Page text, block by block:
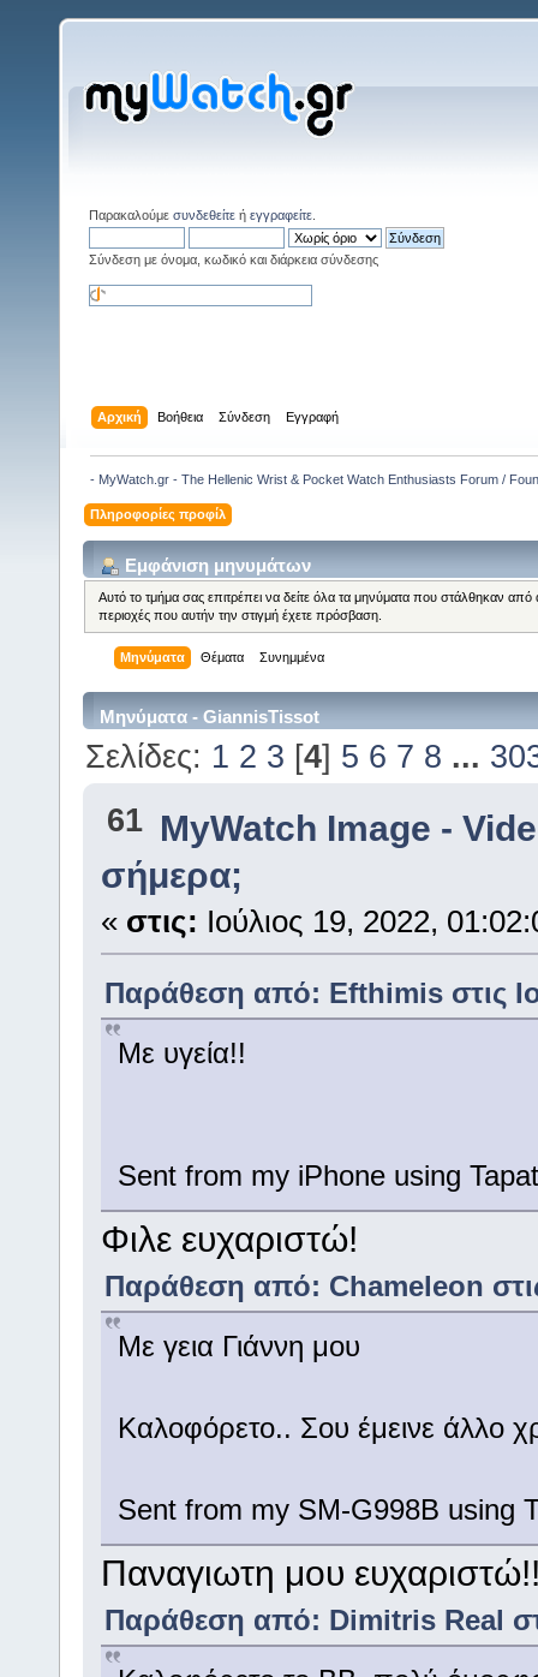
Παρακαλούμε συνδεθείτε ή εγγραφείτε
Σύνδεση με όνομα, κωδικό και διάρκεια σύνδεσης
Αρχική Βοήθεια Σύνδεση Εγγραφή
- MyWatch.gr - The Hellenic Wrist & Pocket Watch Enthusiasts Forum /
Πληροφορίες προφίλ
Εμφάνιση μηνυμάτων
Αυτό το τμήμα σας επιτρέπει να δείτε όλα τα μηνύματα που στάλθηκαν
περιοχές που αυτήν την στιγμή έχετε πρόσβαση.
Μηνύματα Θέματα Συνημμένα
Μηνύματα - GiannisTissot
Σελίδες: 1 2 3 [4] 5 6 7 8 ...
61 MyWatch Ιmage -
σήμερα;
« στις: Ιούλιος 19, 2022,
Παράθεση από: Efthimis στις
Με υγεία!!
Sent from my iPhone using
Φιλε ευχαριστώ!
Παράθεση από: Chameleon
Με γεια Γιάννη μου
Καλοφόρετο.. Σου έμεινε
Sent from my SM-G998B using
Παναγιωτη μου
Παράθεση από: Dimitris Real